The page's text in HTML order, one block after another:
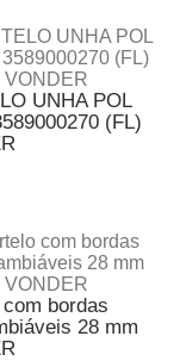
UNHA POL
(FL)
bordas
28 mm